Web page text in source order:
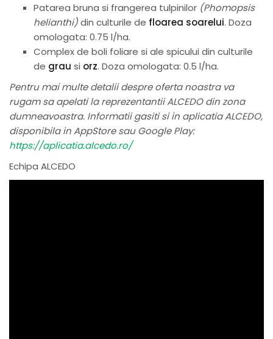
Patarea bruna si frangerea tulpinilor (Phomopsis
helianthi)din culturile de floarea soarelui. Doza
omologata: 0.75 l/ha.
Complex de boli foliare si ale spicului din culturile
de grau si orz. Doza omologata: 0.5 l/ha.
Pentru mai multe detalii despre oferta noastra va
rugam sa apelati la reprezentantii ALCEDO din zona
dumneavoastra. Informatii gasiti si in aplicatia ALCEDO,
disponibila in AppStore sau Google Play:
https://aplicatia.alcedo.ro/
Echipa ALCEDO